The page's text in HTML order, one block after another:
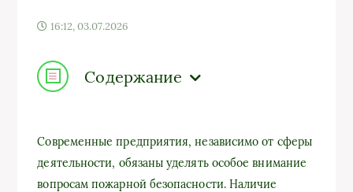
16:12, 03.07.2026
Содержание
Современные предприятия, независимо от сферы
деятельности, обязаны уделять особое внимание
вопросам пожарной безопасности. Наличие